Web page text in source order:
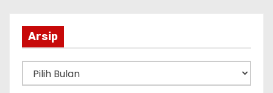
Arsip
r